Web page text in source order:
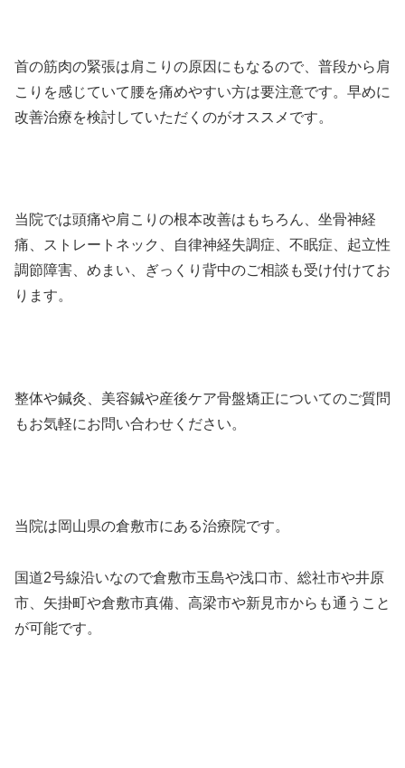
首の筋肉の緊張は肩こりの原因にもなるので、普段から肩
こりを感じていて腰を痛めやすい方は要注意です。早めに
改善治療を検討していただくのがオススメです。
当院では頭痛や肩こりの根本改善はもちろん、坐骨神経
痛、ストレートネック、自律神経失調症、不眠症、起立性
調節障害、めまい、ぎっくり背中のご相談も受け付けてお
ります。
整体や鍼灸、美容鍼や産後ケア骨盤矯正についてのご質問
もお気軽にお問い合わせください。
当院は岡山県の倉敷市にある治療院です。
国道2号線沿いなので倉敷市玉島や浅口市、総社市や井原
市、矢掛町や倉敷市真備、高梁市や新見市からも通うこと
が可能です。